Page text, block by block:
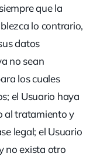
que la
lo contrario,
datos
no sean
los cuales
el Usuario haya
al tratamiento y
legal; el Usuario
no exista otro